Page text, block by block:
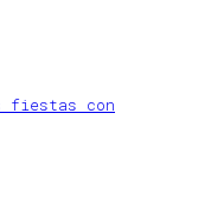
fiestas con